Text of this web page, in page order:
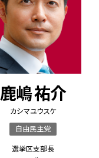
鹿嶋 祐介
カシマ ユウスケ
自由民主党
選挙区支部長